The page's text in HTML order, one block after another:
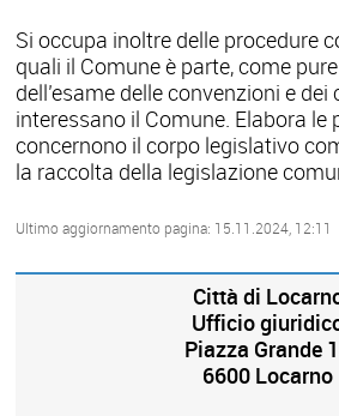
Si occupa inoltre delle procedure
quali il Comune è parte, come
dell’esame delle convenzioni e
interessano il Comune. Elabora le
concernono il corpo legislativo
la raccolta della legislazione
Ultimo aggiornamento pagina: 15.11.2024, 12:11
Città di
Ufficio
Piazza Grande
6600 Locarno